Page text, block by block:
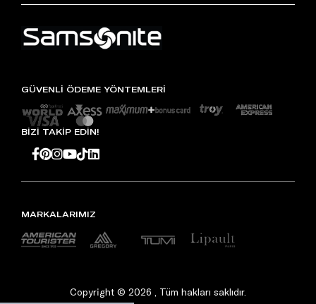
GÜVENLİ ÖDEME YÖNTEMLERİ
BİZİ TAKİP EDİN!
MARKALARIMIZ
Copyright © 2026 , Tüm hakları saklıdır.